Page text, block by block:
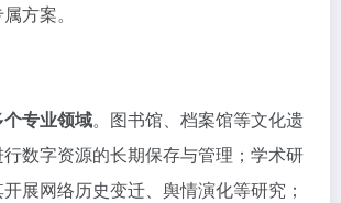
方案。
个专业领域。图书馆、档案馆等文化遗
数字资源的长期保存与管理；学术研
展网络历史变迁、舆情演化等研究；